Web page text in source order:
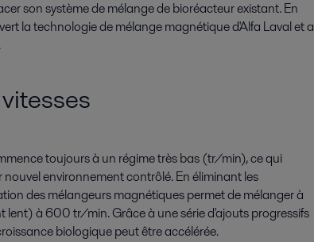
son système de mélange de bioréacteur existant. En
la technologie de mélange magnétique d'Alfa Laval et a
toujours à un régime très bas (tr/min), ce qui
environnement contrôlé. En éliminant les
des mélangeurs magnétiques permet de mélanger à
lent) à 600 tr/min. Grâce à une série d'ajouts progressifs
biologique peut être accélérée.